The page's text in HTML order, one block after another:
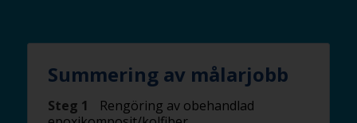
Summering av målarjobb
Steg 1
Rengöring av obehandlad